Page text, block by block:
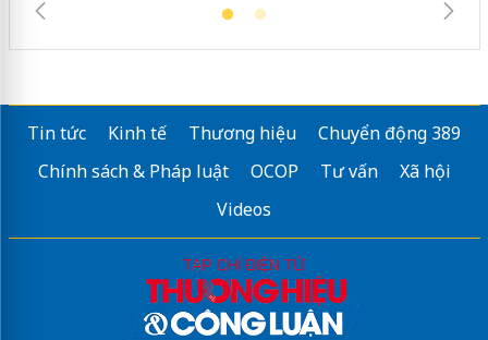
Tin tức Kinh tế Thương hiệu
Chuyển động 389
Chính sách & Pháp luật
OCOP Tư vấn
Xã hội
Videos